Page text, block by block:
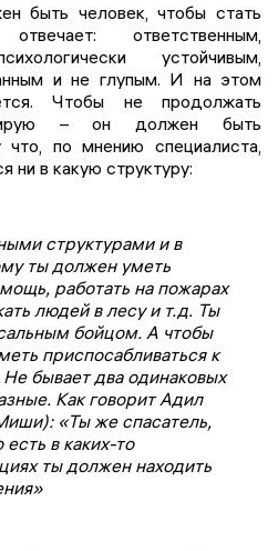
быть человек, чтобы стать
ответственным,
устойчивым,
и не глупым. И на этом
Чтобы не продолжать
– он должен быть
что, по мнению специалиста,
ни в какую структуру:
структурами и в
ты должен уметь
работать на пожарах
людей в лесу и т.д. Ты
бойцом. А чтобы
приспосабливаться к
бывает два одинаковых
Как говорит Адил
«Ты же спасатель,
в каких-то
ты должен находить